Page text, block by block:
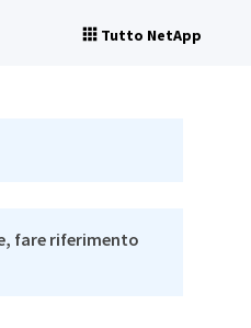
Tutto NetApp
fare riferimento